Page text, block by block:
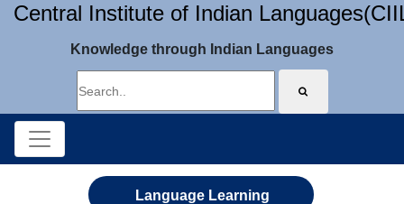
Central Institute of Indian
Knowledge through Indian Languages
Language Learning